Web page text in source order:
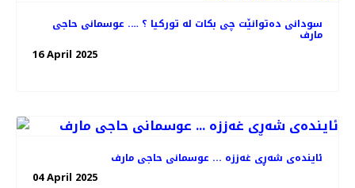
سودانی دەتوانێت چی بکات لە تورکیا ؟ …. عوسمانی حاجی
مارف
16 April 2025
ئایندەی شەڕی غەززە ... عوسمانی حاجی مارف
04 April 2025